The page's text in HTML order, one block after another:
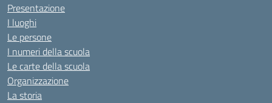
Presentazione
I luoghi
Le persone
I numeri della scuola
Le carte della scuola
Organizzazione
La storia